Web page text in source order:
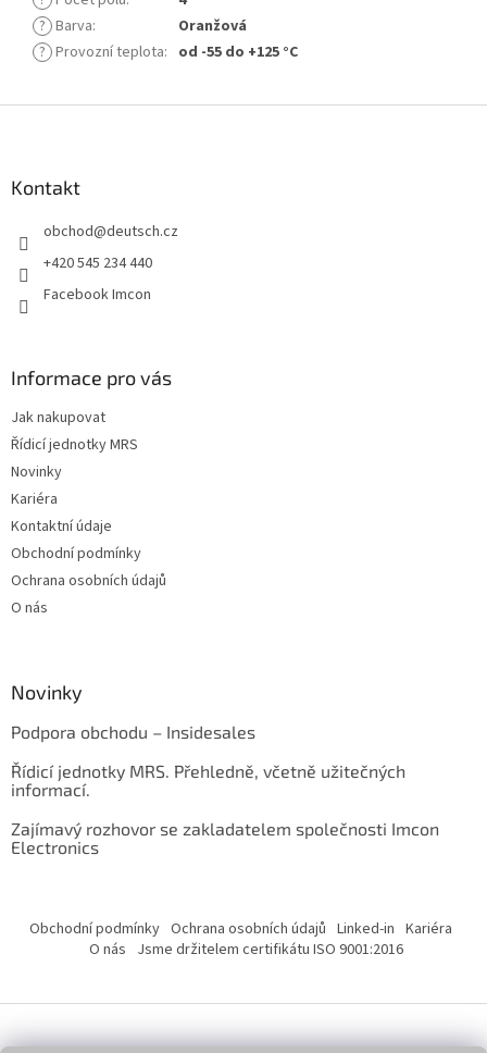
? Barva:
Oranžová
? Provozní teplota: od -55 do +125 °C
Kontakt
obchod@deutsch.cz
+420 545 234 440
Facebook Imcon
Informace pro vás
Jak nakupovat
Řídicí jednotky MRS
Novinky
Kariéra
Kontaktní údaje
Obchodní podmínky
Ochrana osobních údajů
O nás
Novinky
Podpora obchodu – Insidesales
Řídicí jednotky MRS. Přehledně, včetně užitečných
informací.
Zajímavý rozhovor se zakladatelem společnosti Imcon
Electronics
Obchodní podmínky Ochrana osobních údajů Linked-in Kariéra
O nás Jsme držitelem certifikátu ISO 9001:2016